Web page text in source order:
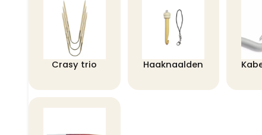
Crasy trio Haaknaalden